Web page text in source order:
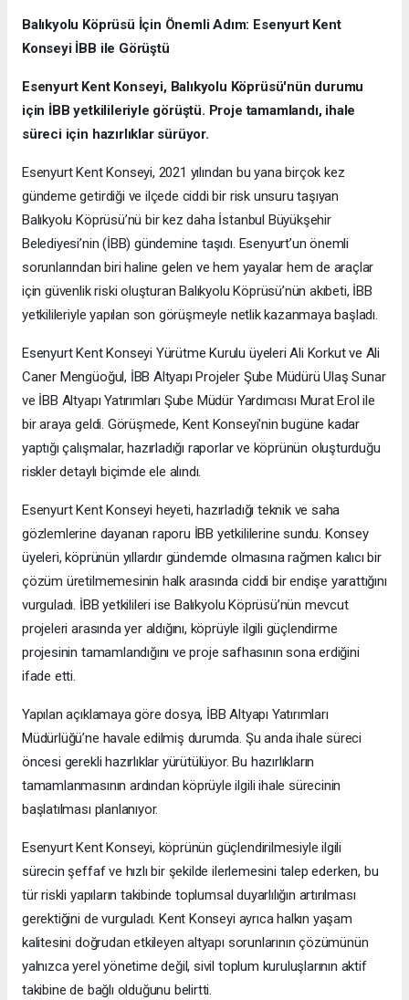
Balıkyolu Köprüsü İçin Önemli Adım: Esenyurt Kent
Konseyi İBB ile Görüştü
Esenyurt Kent Konseyi, Balıkyolu Köprüsü'nün durumu
için İBB yetkilileriyle görüştü. Proje tamamlandı, ihale
süreci için hazırlıklar sürüyor.
Esenyurt Kent Konseyi, 2021 yılından bu yana birçok kez
gündeme getirdiği ve ilçede ciddi bir risk unsuru taşıyan
Balıkyolu Köprüsü’nü bir kez daha İstanbul Büyükşehir
Belediyesi’nin (İBB) gündemine taşıdı. Esenyurt’un önemli
sorunlarından biri haline gelen ve hem yayalar hem de araçlar
için güvenlik riski oluşturan Balıkyolu Köprüsü’nün akıbeti, İBB
yetkilileriyle yapılan son görüşmeyle netlik kazanmaya başladı.
Esenyurt Kent Konseyi Yürütme Kurulu üyeleri Ali Korkut ve Ali
Caner Mengüoğul, İBB Altyapı Projeler Şube Müdürü Ulaş Sunar
ve İBB Altyapı Yatırımları Şube Müdür Yardımcısı Murat Erol ile
bir araya geldi. Görüşmede, Kent Konseyi'nin bugüne kadar
yaptığı çalışmalar, hazırladığı raporlar ve köprünün oluşturduğu
riskler detaylı biçimde ele alındı.
Esenyurt Kent Konseyi heyeti, hazırladığı teknik ve saha
gözlemlerine dayanan raporu İBB yetkililerine sundu. Konsey
üyeleri, köprünün yıllardır gündemde olmasına rağmen kalıcı bir
çözüm üretilmemesinin halk arasında ciddi bir endişe yarattığını
vurguladı. İBB yetkilileri ise Balıkyolu Köprüsü’nün mevcut
projeleri arasında yer aldığını, köprüyle ilgili güçlendirme
projesinin tamamlandığını ve proje safhasının sona erdiğini
ifade etti.
Yapılan açıklamaya göre dosya, İBB Altyapı Yatırımları
Müdürlüğü’ne havale edilmiş durumda. Şu anda ihale süreci
öncesi gerekli hazırlıklar yürütülüyor. Bu hazırlıkların
tamamlanmasının ardından köprüyle ilgili ihale sürecinin
başlatılması planlanıyor.
Esenyurt Kent Konseyi, köprünün güçlendirilmesiyle ilgili
sürecin şeffaf ve hızlı bir şekilde ilerlemesini talep ederken, bu
tür riskli yapıların takibinde toplumsal duyarlılığın artırılması
gerektiğini de vurguladı. Kent Konseyi ayrıca halkın yaşam
kalitesini doğrudan etkileyen altyapı sorunlarının çözümünün
yalnızca yerel yönetime değil, sivil toplum kuruluşlarının aktif
takibine de bağlı olduğunu belirtti.